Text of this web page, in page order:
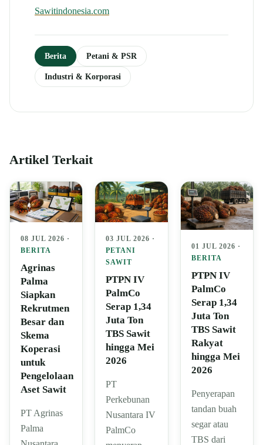
Sawitindonesia.com
Berita Petani & PSR
Industri & Korporasi
Artikel Terkait
08 JUL 2026 ·
BERITA
Agrinas
Palma
Siapkan
Rekrutmen
Besar dan
Skema
Koperasi
untuk
Pengelolaan
Aset Sawit
PT Agrinas
Palma
03 JUL 2026 ·
PETANI
SAWIT
PTPN IV
PalmCo
Serap 1,34
Juta Ton
TBS Sawit
hingga Mei
2026
PT
Perkebunan
Nusantara IV
PalmCo
01 JUL 2026 ·
BERITA
PTPN IV
PalmCo
Serap 1,34
Juta Ton
TBS Sawit
Rakyat
hingga Mei
2026
Penyerapan
tandan buah
segar atau
TBS dari